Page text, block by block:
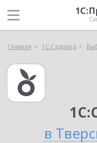
Главная 1С:Садовод
в